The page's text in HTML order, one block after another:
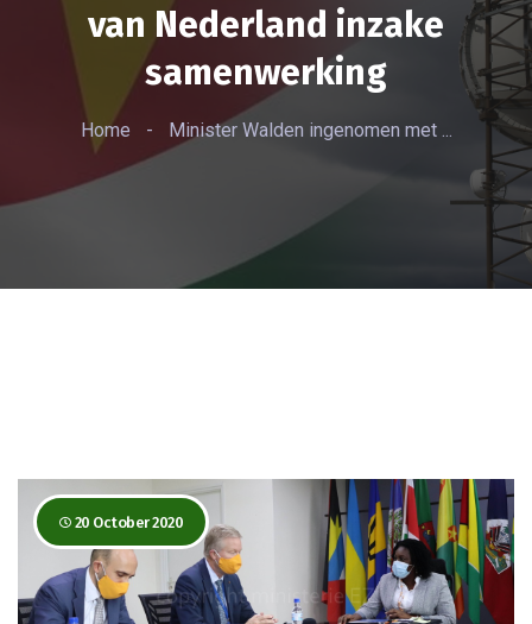
van Nederland inzake
samenwerking
Home - Minister Walden ingenomen met ...
20 October 2020